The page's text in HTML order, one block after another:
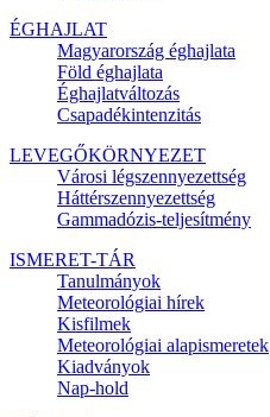
ÉGHAJLAT
Magyarország éghajlata
Föld éghajlata
Éghajlatváltozás
Csapadékintenzitás
LEVEGŐKÖRNYEZET
Városi légszennyezettség
Háttérszennyezettség
Gammadózis-teljesítmény
ISMERET-TÁR
Tanulmányok
Meteorológiai hírek
Kisfilmek
Meteorológiai alapismeretek
Kiadványok
Nap-hold